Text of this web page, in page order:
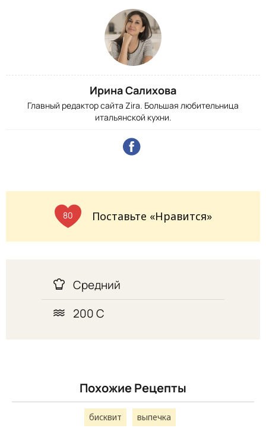
Ирина Салихова
Главный редактор сайта Zira. Большая любительница
итальянской кухни.
80 Поставьте «Нравится»
Средний
200 С
Похожие Рецепты
бисквит выпечка